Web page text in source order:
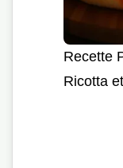
Recette
Ricotta